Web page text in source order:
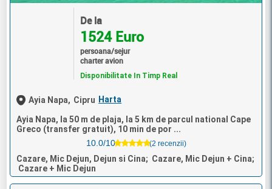
De la
1524 Euro
persoana/sejur
charter avion
Disponibilitate In Timp Real
Ayia Napa, Cipru Harta
Ayia Napa, la 50 m de plaja, la 5 km de parcul national Cape
Greco (transfer gratuit), 10 min de por ...
10.0/10
(2 recenzii)
Cazare, Mic Dejun, Dejun si Cina; Cazare, Mic Dejun + Cina;
Cazare + Mic Dejun